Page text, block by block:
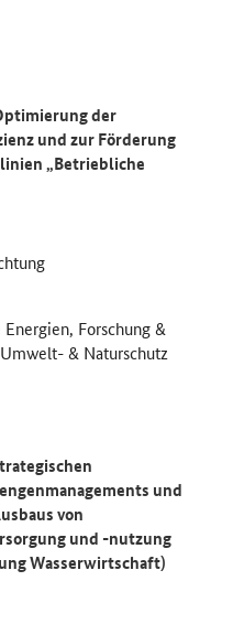
der
und zur Förderung
„Betriebliche
Forschung &
& Naturschutz
und
von
und -nutzung
Wasserwirtschaft)